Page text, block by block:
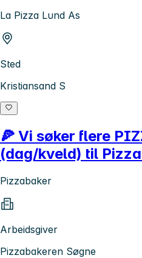
La Pizza Lund As
Sted
Kristiansand S
🍕 Vi søker flere
(dag/kveld) til
Pizzabaker
Arbeidsgiver
Pizzabakeren Søgne